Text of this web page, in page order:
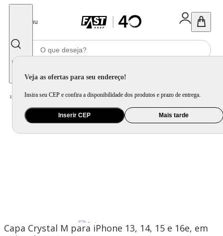
Menu
Veja as ofertas para seu endereço!
Insira seu CEP e confira a disponibilidade dos produtos e prazo de entrega.
Inserir CEP Mais tarde
Home Celular Tablet e Smartwatch / Acessório para Celular e Tablet
Capa Crystal M para iPhone 13, 14, 15 e 16e, em